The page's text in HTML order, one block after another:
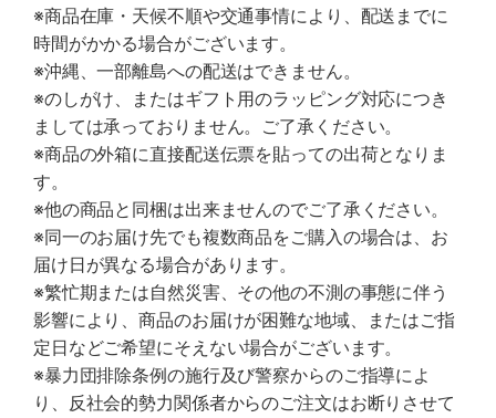
※商品在庫・天候不順や交通事情により、配送までに
時間がかかる場合がございます。
※沖縄、一部離島への配送はできません。
※のしがけ、またはギフト用のラッピング対応につき
ましては承っておりません。ご了承ください。
※商品の外箱に直接配送伝票を貼っての出荷となりま
す。
※他の商品と同梱は出来ませんのでご了承ください。
※同一のお届け先でも複数商品をご購入の場合は、お
届け日が異なる場合があります。
※繁忙期または自然災害、その他の不測の事態に伴う
影響により、商品のお届けが困難な地域、またはご指
定日などご希望にそえない場合がございます。
※暴力団排除条例の施行及び警察からのご指導によ
り、反社会的勢力関係者からのご注文はお断りさせて